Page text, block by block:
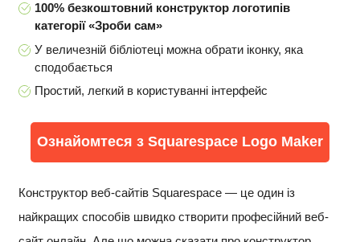
100% безкоштовний конструктор логотипів
категорії «Зроби сам»
У величезній бібліотеці можна обрати іконку, яка
сподобається
Простий, легкий в користуванні інтерфейс
Ознайомтеся з Squarespace Logo Maker
Конструктор веб-сайтів Squarespace — це один із
найкращих способів швидко створити професійний веб-